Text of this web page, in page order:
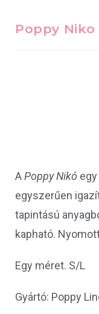
Poppy
APoppy Nikó
egyszerűen
tapintású
kapható.
Egy méret. S/L
Gyártó: Poppy